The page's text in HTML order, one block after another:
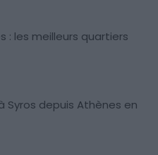
: les meilleurs quartiers
Syros depuis Athènes en